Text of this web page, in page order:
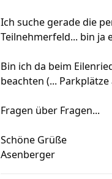
Ich suche gerade die
Teilnehmerfeld... bin ja
Bin ich da beim
beachten (...
Fragen über Fragen...
Schöne Grüße
Asenberger